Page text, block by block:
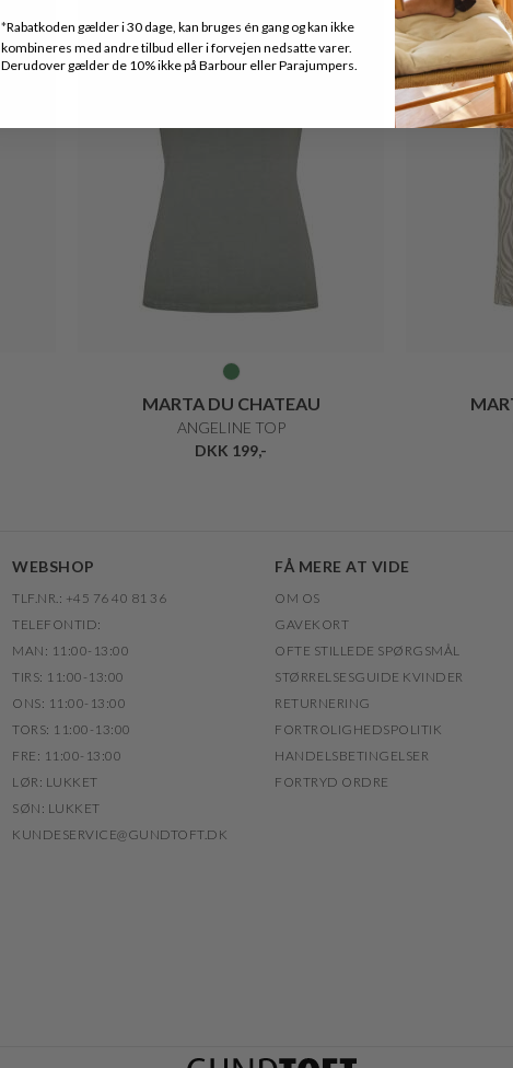
MARTA DU CHATEAU
ANGELINE TOP
DKK 199,-
WEBSHOP
TLF.NR.: +45 76 40 81 36
TELEFONTID:
MAN: 11:00-13:00
TIRS: 11:00-13:00
ONS: 11:00-13:00
TORS: 11:00-13:00
FRE: 11:00-13:00
LØR: LUKKET
SØN: LUKKET
KUNDESERVICE@GUNDTOFT.DK
FÅ MERE AT VIDE
OM OS
GAVEKORT
OFTE STILLEDE SPØRGSMÅL
STØRRELSESGUIDE KVINDER
RETURNERING
FORTROLIGHEDSPOLITIK
HANDELSBETINGELSER
FORTRYD ORDRE
*Rabatkoden gælder i 30 dage, kan bruges én gang og kan ikke
kombineres med andre tilbud eller i forvejen nedsatte varer.
Derudover gælder de 10% ikke på Barbour eller Parajumpers.